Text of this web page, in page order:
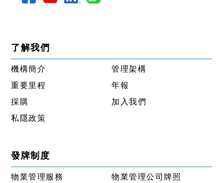
了解我們
機構簡介
管理架構
重要里程
年報
採購
加入我們
私隱政策
發牌制度
物業管理服務
物業管理公司牌照